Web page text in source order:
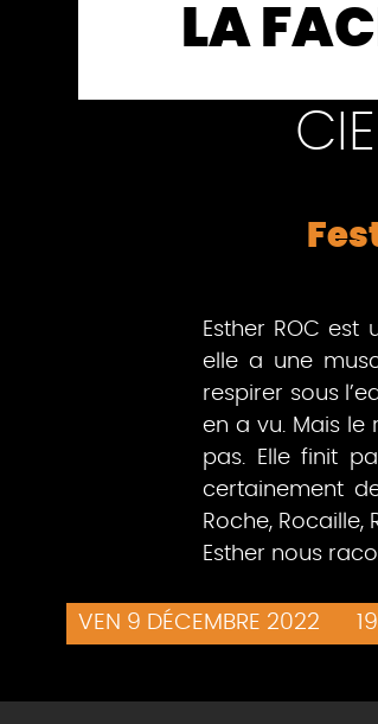
LA
Esther ROC
elle a une
respirer sous
en a vu. Mais le
pas. Elle finit
certainement
Roche, Rocaille,
Esther nous
VEN 9 DÉCEMBRE 2022